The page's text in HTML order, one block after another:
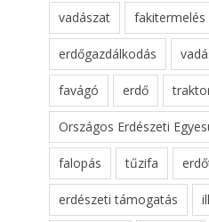
vadászat fakitermelés
erdőgazdálkodás
favágó erdő
Országos Erdészeti
falopás tűzifa
erdészeti támogatás